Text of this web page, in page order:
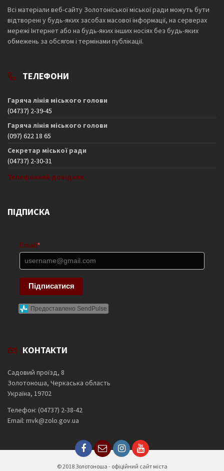
Всі матеріали веб-сайту Золотоніської міської ради можуть бути
відтворені у будь-яких засобах масової інформації, на серверах
мережі Інтернет або на будь-яких інших носіях без будь-яких
обмежень за обсягом і термінами публікації.
ТЕЛЕФОНИ
Гаряча лінія міського голови
(04737) 2-39-45
Гаряча лінія міського голови
(097) 622 18 65
Секретар міської ради
(04737) 2-30-31
Телефонний довідник
ПІДПИСКА
Email *
Підписатися
Предоставлено SendPulse
КОНТАКТИ
Садовий проїзд, 8
Золотоноша, Черкаська область
Україна, 19702
Телефон: (04737) 2-38-42
Email: mvk@zolo.gov.ua
© 2018 Золотоноша - офіційний сайт міста